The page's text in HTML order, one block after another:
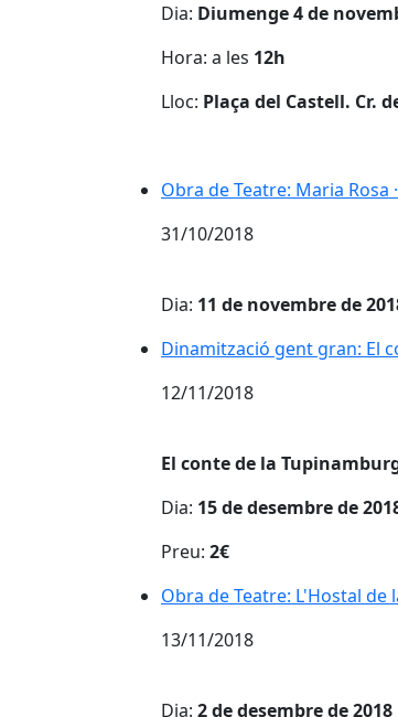
Dia: Diumenge 4 de
Hora: a les 12h
Lloc: Plaça del Castell. Cr.
Obra de Teatre: Maria Rosa
Obra de Teatre: Maria Rosa
31/10/2018
Dia: 11 de novembre de
Dinamització gent gran: El
Dinamització gent gran: El
12/11/2018
El conte de la
Dia: 15 de desembre de
Preu: 2€
Obra de Teatre: L'Hostal de
Obra de Teatre: L'Hostal de
13/11/2018
Dia: 2 de desembre de 2018